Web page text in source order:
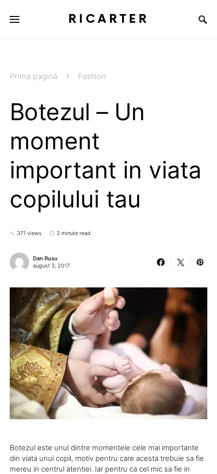
RICARTER
Prima pagină Fashion
Botezul – Un
moment
important in viata
copilului tau
371 views 2 minute read
Dan Rusu
august 3, 2017
Botezul este unul dintre momentele cele mai importante
din viata unui copil, motiv pentru care acesta trebuie sa fie
mereu in centrul atentiei. Iar pentru ca cel mic sa fie in